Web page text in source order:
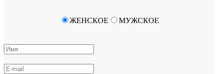
ЖЕНСКОЕ МУЖСКОЕ